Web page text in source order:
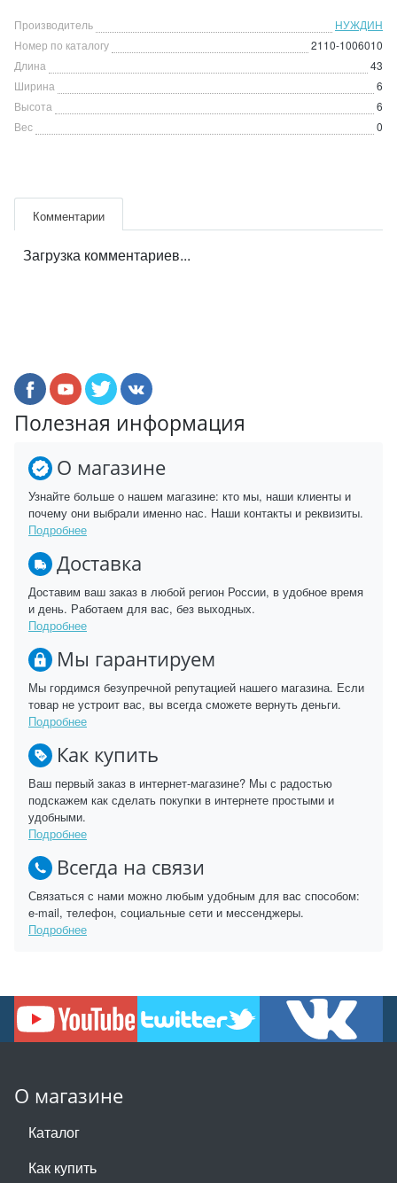
Производитель
НУЖДИН
Номер по каталогу
2110-1006010
Длина
43
Ширина
6
Высота
6
Вес
0
Комментарии
Загрузка комментариев...
Полезная информация
О магазине
Узнайте больше о нашем магазине: кто мы, наши клиенты и
почему они выбрали именно нас. Наши контакты и реквизиты.
Подробнее
Доставка
Доставим ваш заказ в любой регион России, в удобное время
и день. Работаем для вас, без выходных.
Подробнее
Мы гарантируем
Мы гордимся безупречной репутацией нашего магазина. Если
товар не устроит вас, вы всегда сможете вернуть деньги.
Подробнее
Как купить
Ваш первый заказ в интернет-магазине? Мы с радостью
подскажем как сделать покупки в интернете простыми и
удобными.
Подробнее
Всегда на связи
Связаться с нами можно любым удобным для вас способом:
e-mail, телефон, социальные сети и мессенджеры.
Подробнее
О магазине
Каталог
Как купить